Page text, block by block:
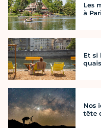
Les
à
Et si
Nos
tête